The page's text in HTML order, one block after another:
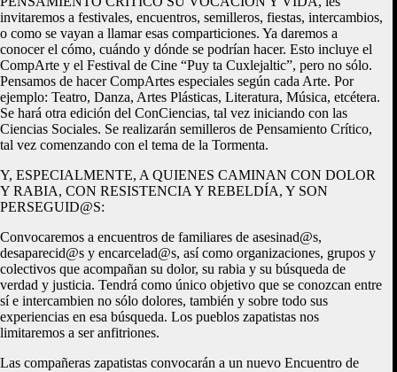
invitaremos a festivales, encuentros, semilleros, fiestas, intercambios,
o como se vayan a llamar esas comparticiones. Ya daremos a
conocer el cómo, cuándo y dónde se podrían hacer. Esto incluye el
CompArte y el Festival de Cine “Puy ta Cuxlejaltic”, pero no sólo.
Pensamos de hacer CompArtes especiales según cada Arte. Por
ejemplo: Teatro, Danza, Artes Plásticas, Literatura, Música, etcétera.
Se hará otra edición del ConCiencias, tal vez iniciando con las
Ciencias Sociales. Se realizarán semilleros de Pensamiento Crítico,
tal vez comenzando con el tema de la Tormenta.
Y, ESPECIALMENTE, A QUIENES CAMINAN CON DOLOR
Y RABIA, CON RESISTENCIA Y REBELDÍA, Y SON
PERSEGUID@S:
Convocaremos a encuentros de familiares de asesinad@s,
desaparecid@s y encarcelad@s, así como organizaciones, grupos y
colectivos que acompañan su dolor, su rabia y su búsqueda de
verdad y justicia. Tendrá como único objetivo que se conozcan entre
sí e intercambien no sólo dolores, también y sobre todo sus
experiencias en esa búsqueda. Los pueblos zapatistas nos
limitaremos a ser anfitriones.
Las compañeras zapatistas convocarán a un nuevo Encuentro de